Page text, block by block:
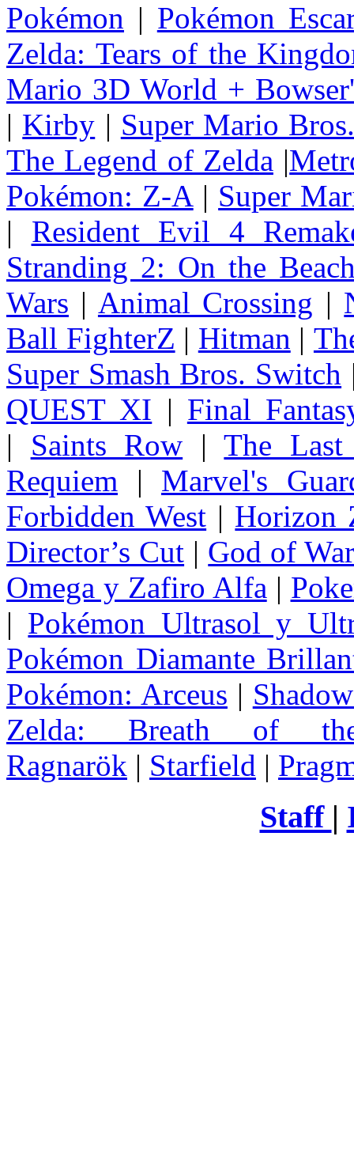
Pokémon | Pokémon
Zelda: Tears of the
Mario 3D World +
| Kirby | Super Mario
The Legend of Zelda |
Pokémon: Z-A | Super
| Resident Evil 4
Stranding 2: On the
Wars | Animal Crossing |
Ball FighterZ | Hitman |
Super Smash Bros. Switch
QUEST XI | Final
| Saints Row |The
Requiem | Marvel's
Forbidden West | Horizon
Director’s Cut | God of
Omega y Zafiro Alfa |
| Pokémon Ultrasol y
Pokémon Diamante
Pokémon: Arceus |
Zelda: Breath of
Ragnarök | Starfield |
Staff |